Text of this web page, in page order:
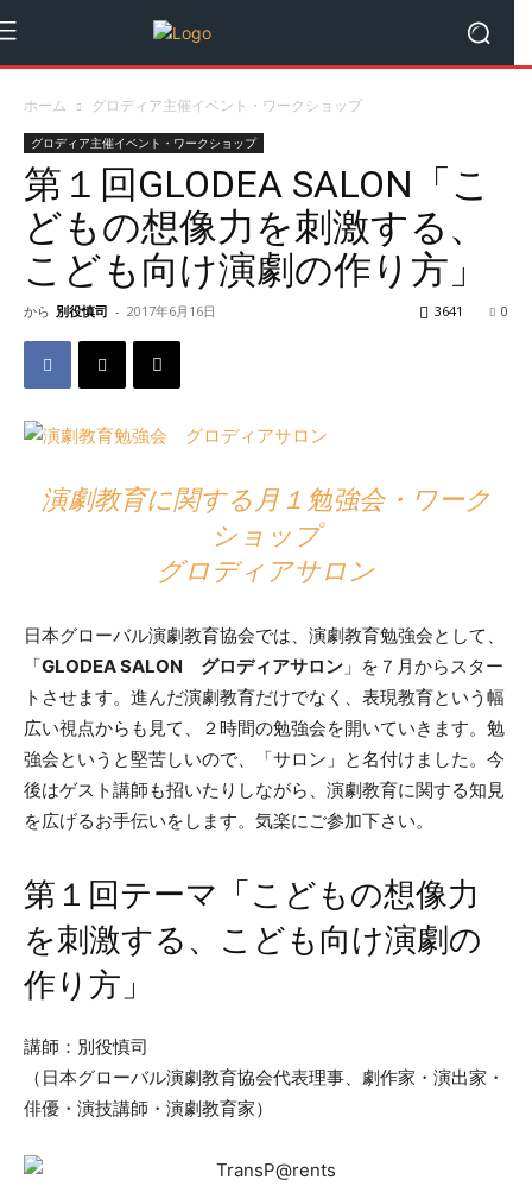
ホーム グロディア主催イベント・ワークショップ
グロディア主催イベント・ワークショップ
第１回GLODEA SALON「こ
どもの想像力を刺激する、
こども向け演劇の作り方」
から 別役慎司 - 2017年6月16日 0
3641
演劇教育に関する月１勉強会・ワーク
ショップ
グロディアサロン
日本グローバル演劇教育協会では、演劇教育勉強会として、
「GLODEA SALON グロディアサロン 」を７月からスター
トさせます。進んだ演劇教育だけでなく、表現教育という幅
広い視点からも見て、２時間の勉強会を開いていきます。勉
強会というと堅苦しいので、「サロン」と名付けました。今
後はゲスト講師も招いたりしながら、演劇教育に関する知見
を広げるお手伝いをします。気楽にご参加下さい。
第１回テーマ「こどもの想像力
を刺激する、こども向け演劇の
作り方」
講師：別役慎司
（日本グローバル演劇教育協会代表理事、劇作家・演出家・
俳優・演技講師・演劇教育家）